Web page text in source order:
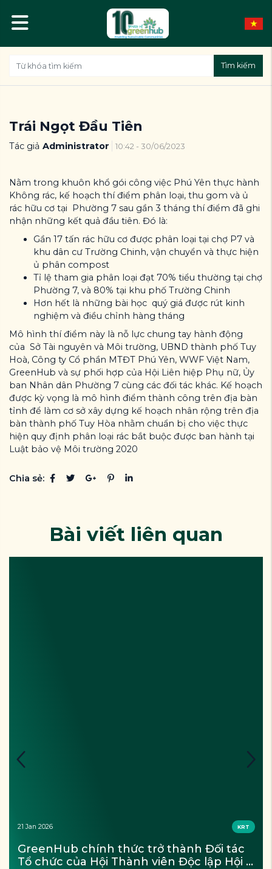
Tìm kiếm
Trái Ngọt Đầu Tiên
Tác giả Administrator 10:42 - 30/06/2023
Nằm trong khuôn khổ gói công việc Phú Yên thực hành
Không rác, kế hoạch thí điểm phân loại, thu gom và ủ
rác hữu cơ tại Phường 7 sau gần 3 tháng thí điểm đã ghi
nhận những kết quả đầu tiên. Đó là:
Gần 17 tấn rác hữu cơ được phân loại tại chợ P7 và
khu dân cư Trường Chinh, vận chuyển và thực hiện
ủ phân compost
Tỉ lệ tham gia phân loại đạt 70% tiểu thường tại chợ
Phường 7, và 80% tại khu phố Trường Chinh
Hơn hết là những bài học quý giá được rút kinh
nghiệm và điều chỉnh hàng tháng
Mô hình thí điểm này là nỗ lực chung tay hành động
của Sở Tài nguyên và Môi trường, UBND thành phố Tuy
Hoà, Công ty Cổ phần MTĐT Phú Yên, WWF Việt Nam,
GreenHub và sự phối hợp của Hội Liên hiệp Phụ nữ, Ủy
ban Nhân dân Phường 7 cùng các đối tác khác. Kế hoạch
được kỳ vọng là mô hình điểm thành công trên địa bàn
tỉnh để làm cơ sở xây dựng kế hoạch nhân rộng trên địa
bàn thành phố Tuy Hòa nhằm chuẩn bị cho việc thực
hiện quy định phân loại rác bắt buộc được ban hành tại
Luật bảo vệ Môi trường 2020
Chia sẻ:
Bài viết liên quan
chính thức trở thành Đối tác
của Hội Thành viên Độc lập Hội
14 Jan 2026
trợ vệ